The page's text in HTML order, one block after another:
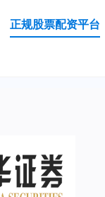
正规股票配资平台